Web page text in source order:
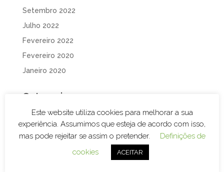
Setembro 2022
Julho 2022
Fevereiro 2022
Fevereiro 2020
Janeiro 2020
Categorias
Branding
Decoração de Espaços
Decoração de Viaturas
Design e Publicidade
Este website utiliza cookies para melhorar a sua
experiência. Assumimos que esteja de acordo com isso,
mas pode rejeitar se assim o pretender.
Definições de
cookies
ACEITAR